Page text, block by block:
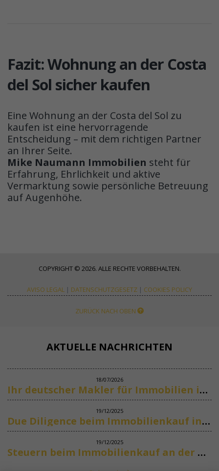
Fazit: Wohnung an der Costa
del Sol sicher kaufen
Eine Wohnung an der Costa del Sol zu
kaufen ist eine hervorragende
Entscheidung – mit dem richtigen Partner
an Ihrer Seite.
Mike Naumann Immobilien steht für
Erfahrung, Ehrlichkeit und aktive
Vermarktung sowie persönliche Betreuung
auf Augenhöhe.
COPYRIGHT © 2026. ALLE RECHTE VORBEHALTEN.
AVISO LEGAL | DATENSCHUTZGESETZ | COOKIES POLICY
ZURÜCK NACH OBEN
AKTUELLE NACHRICHTEN
18/07/2026
Ihr deutscher Makler für Immobilien in Marbella
19/12/2025
Due Diligence beim Immobilienkauf in Spanien
19/12/2025
Steuern beim Immobilienkauf an der Costa del Sol